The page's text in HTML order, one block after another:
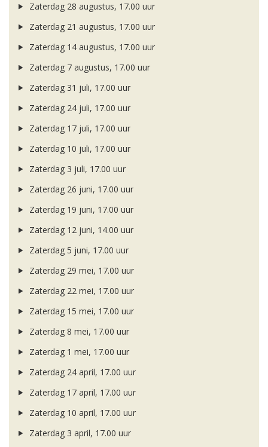
Zaterdag 28 augustus, 17.00 uur
Zaterdag 21 augustus, 17.00 uur
Zaterdag 14 augustus, 17.00 uur
Zaterdag 7 augustus, 17.00 uur
Zaterdag 31 juli, 17.00 uur
Zaterdag 24 juli, 17.00 uur
Zaterdag 17 juli, 17.00 uur
Zaterdag 10 juli, 17.00 uur
Zaterdag 3 juli, 17.00 uur
Zaterdag 26 juni, 17.00 uur
Zaterdag 19 juni, 17.00 uur
Zaterdag 12 juni, 14.00 uur
Zaterdag 5 juni, 17.00 uur
Zaterdag 29 mei, 17.00 uur
Zaterdag 22 mei, 17.00 uur
Zaterdag 15 mei, 17.00 uur
Zaterdag 8 mei, 17.00 uur
Zaterdag 1 mei, 17.00 uur
Zaterdag 24 april, 17.00 uur
Zaterdag 17 april, 17.00 uur
Zaterdag 10 april, 17.00 uur
Zaterdag 3 april, 17.00 uur